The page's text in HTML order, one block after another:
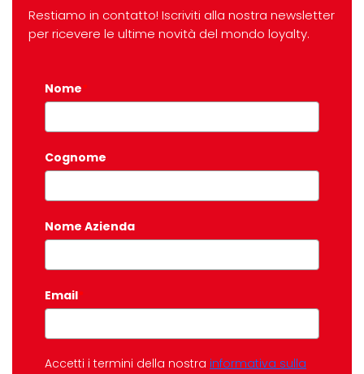
Restiamo in contatto! Iscriviti alla nostra newsletter
per ricevere le ultime novità del mondo loyalty.
Nome*
Cognome
Nome Azienda
Email*
Accetti i termini della nostra informativa sulla